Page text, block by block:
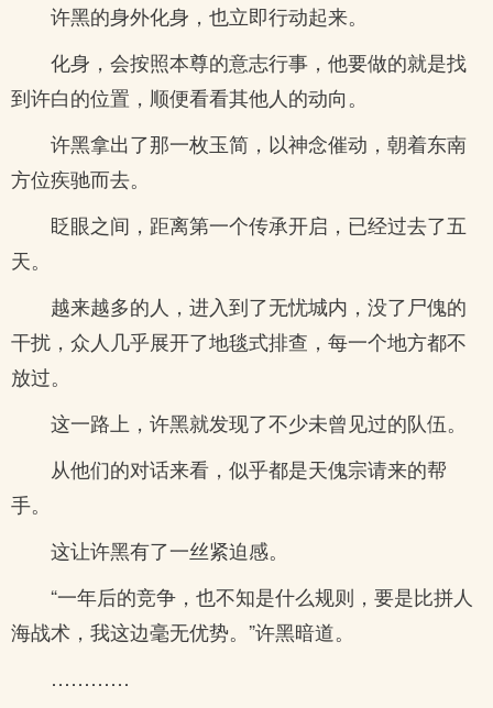
许黑的身外化身，也立即行动起来。
化身，会按照本尊的意志行事，他要做的就是找
到许白的位置，顺便看看其他人的动向。
许黑拿出了那一枚玉简，以神念催动，朝着东南
方位疾驰而去。
眨眼之间，距离第一个传承开启，已经过去了五
天。
越来越多的人，进入到了无忧城内，没了尸傀的
干扰，众人几乎展开了地毯式排查，每一个地方都不
放过。
这一路上，许黑就发现了不少未曾见过的队伍。
从他们的对话来看，似乎都是天傀宗请来的帮
手。
这让许黑有了一丝紧迫感。
“一年后的竞争，也不知是什么规则，要是比拼人
海战术，我这边毫无优势。”许黑暗道。
…………